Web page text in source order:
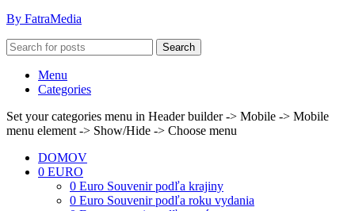
By FatraMedia
Search
Menu
Categories
Set your categories menu in Header builder -> Mobile -> Mobile
menu element -> Show/Hide -> Choose menu
DOMOV
0 EURO
0 Euro Souvenir podľa krajiny
0 Euro Souvenir podľa roku vydania